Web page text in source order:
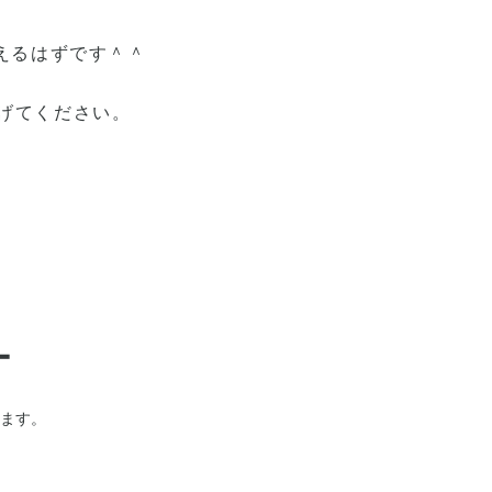
はずです＾＾
てください。
す。